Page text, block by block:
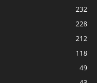
232
228
212
118
49